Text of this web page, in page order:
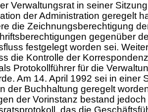
Verwaltungsrat in seiner
der Administration geregelt
die Zeichnungsberechtigung
gegenüber
festgelegt worden sei.
die Kontrolle der
Protokollführer für die
Am 14. April 1992 sei in einer
der Buchhaltung geregelt
der Vorinstanz bestand
das die